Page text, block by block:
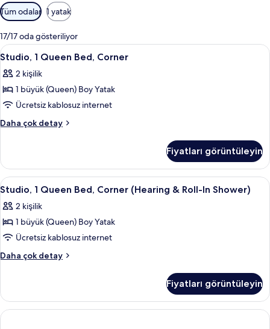
Odalar
için
mevcut
filtreler
Tüm odalar 1 yatak
17/17 oda gösteriliyor
Studio,
1
Queen
Bed,
Corner
için
görün
Odada kasa, ücretsiz kablosuz
4
Studio, 1 Queen Bed, Corner
2 kişilik
1 büyük (Queen) Boy Yatak
Ücretsiz kablosuz internet
Daha çok detay
Studio,
Corner
hakkında
daha
detay
Fiyatları görüntüleyin
Studio,
1
Queen
Bed,
Corner
(Hearing
In
Shower)
için
Odada kasa, ücretsiz kablosuz
4
Studio, 1 Queen Bed, Corner (Hearing & Roll-In Shower)
2 kişilik
1 büyük (Queen) Boy Yatak
Ücretsiz kablosuz internet
Daha çok detay
Studio,
Corner
(Hearing
&
Fiyatları görüntüleyin